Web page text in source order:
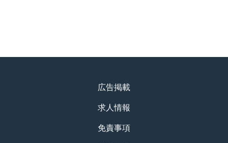
広告掲載
求人情報
免責事項